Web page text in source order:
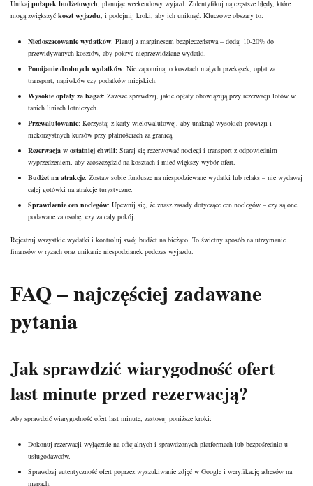
Unikaj pułapek budżetowych, planując weekendowy wyjazd. Zidentyfikuj najczęstsze błędy, które
mogą zwiększyć koszt wyjazdu, i podejmij kroki, aby ich uniknąć. Kluczowe obszary to:
Niedoszacowanie wydatków: Planuj z marginesem bezpieczeństwa – dodaj 10-20% do
przewidywanych kosztów, aby pokryć nieprzewidziane wydatki.
Pomijanie drobnych wydatków: Nie zapominaj o kosztach małych przekąsek, opłat za
transport, napiwków czy podatków miejskich.
Wysokie opłaty za bagaż: Zawsze sprawdzaj, jakie opłaty obowiązują przy rezerwacji lotów w
tanich liniach lotniczych.
Przewalutowanie: Korzystaj z karty wielowalutowej, aby uniknąć wysokich prowizji i
niekorzystnych kursów przy płatnościach za granicą.
Rezerwacja w ostatniej chwili: Staraj się rezerwować noclegi i transport z odpowiednim
wyprzedzeniem, aby zaoszczędzić na kosztach i mieć większy wybór ofert.
Budżet na atrakcje: Zostaw sobie fundusze na niespodziewane wydatki lub relaks – nie wydawaj
całej gotówki na atrakcje turystyczne.
Sprawdzenie cen noclegów: Upewnij się, że znasz zasady dotyczące cen noclegów – czy są one
podawane za osobę, czy za cały pokój.
Rejestruj wszystkie wydatki i kontroluj swój budżet na bieżąco. To świetny sposób na utrzymanie
finansów w ryzach oraz unikanie niespodzianek podczas wyjazdu.
FAQ – najczęściej zadawane
pytania
Jak sprawdzić wiarygodność ofert
last minute przed rezerwacją?
Aby sprawdzić wiarygodność ofert last minute, zastosuj poniższe kroki:
Dokonuj rezerwacji wyłącznie na oficjalnych i sprawdzonych platformach lub bezpośrednio u
usługodawców.
Sprawdzaj autentyczność ofert poprzez wyszukiwanie zdjęć w Google i weryfikację adresów na
mapach.